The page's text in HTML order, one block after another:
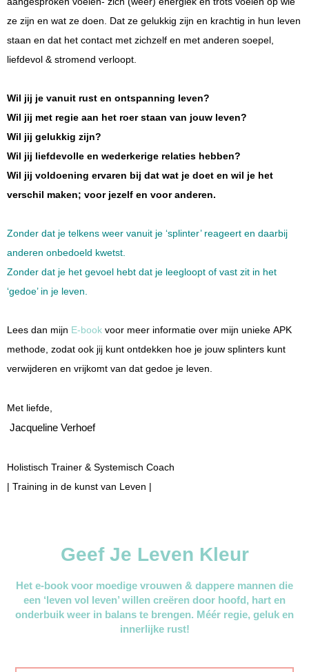
ze zijn en wat ze doen. Dat ze gelukkig zijn en krachtig in hun leven
staan en dat het contact met zichzelf en met anderen soepel,
liefdevol & stromend verloopt.
Wil jij je vanuit rust en ontspanning leven?
Wil jij met regie aan het roer staan van jouw leven?
Wil jij gelukkig zijn?
Wil jij liefdevolle en wederkerige relaties hebben?
Wil jij voldoening ervaren bij dat wat je doet en wil je het
verschil maken; voor jezelf en voor anderen.
Zonder dat je telkens weer vanuit je ‘splinter’ reageert en daarbij
anderen onbedoeld kwetst.
Zonder dat je het gevoel hebt dat je leegloopt of vast zit in het
‘gedoe’ in je leven.
Lees dan mijn E-book voor meer informatie over mijn unieke APK
methode, zodat ook jij kunt ontdekken hoe je jouw splinters kunt
verwijderen en vrijkomt van dat gedoe je leven.
Met liefde,
Jacqueline Verhoef
Holistisch Trainer & Systemisch Coach
| Training in de kunst van Leven |
Geef Je Leven Kleur
Het e-book voor moedige vrouwen & dappere mannen die
een ‘leven vol leven’ willen creëren door hoofd, hart en
onderbuik weer in balans te brengen. Méér regie, geluk en
innerlijke rust!